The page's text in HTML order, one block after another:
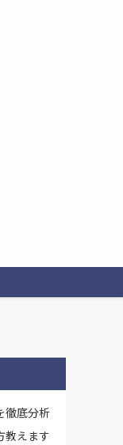
徹底分析
教えます